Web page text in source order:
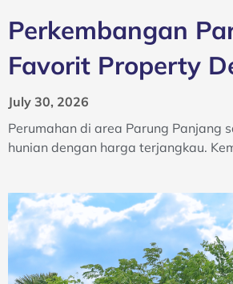
Perkembangan
Favorit Property
July 30, 2026
Perumahan di area Parung Panjang
hunian dengan harga terjangkau.